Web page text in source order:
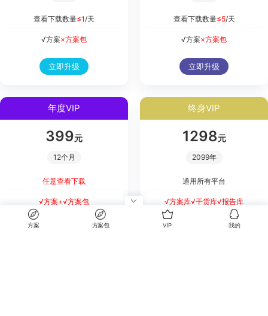
查看下载数量≤1/天
√方案×方案包
立即升级
查看下载数量≤5/天
√方案×方案包
立即升级
年度VIP
399元
12个月
任意查看下载
√方案+√方案包
终身VIP
1298元
2099年
通用所有平台
√方案库√干货库√报告库
方案 方案包 VIP 我的